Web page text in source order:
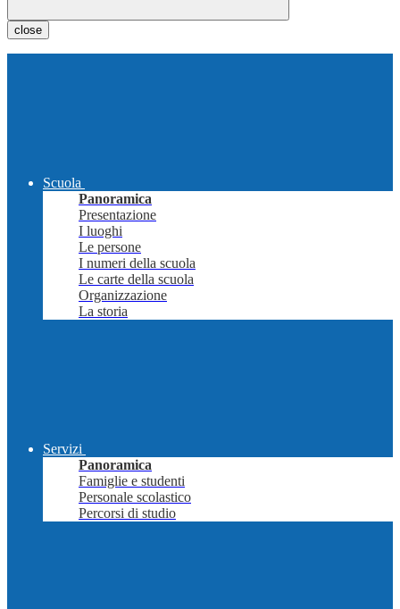
close
Scuola
Panoramica
Presentazione
I luoghi
Le persone
I numeri della scuola
Le carte della scuola
Organizzazione
La storia
Servizi
Panoramica
Famiglie e studenti
Personale scolastico
Percorsi di studio